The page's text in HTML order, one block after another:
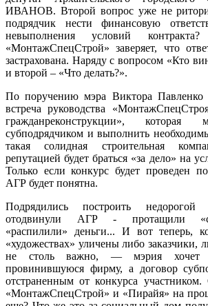
ИВАНОВ. Второй вопрос уже не
подрядчик нести финансовую
невыполнения условий
«МонтажСпецСтрой» заверяет, что
застрахована. Наряду с вопросом «Кто
и второй – «Что делать?».
По поручению мэра Виктора Павленко
встреча руководства
гражданреконструкции», которая
субподрядчиком и выполнить
такая солидная строительная
репутацией будет браться «за дело» на
Только если конкурс будет проведен
АГР будет понятна.
Подрядились построить
отодвинули АГР - протащили
«распилили» деньги... И вот теперь,
«художествах» уличены либо
не столь важно, — мэрия хочет
провинившуюся фирму, а договор
отстраненным от конкурса участником.
«МонтажСпецСтрой» и «Пирайя» на